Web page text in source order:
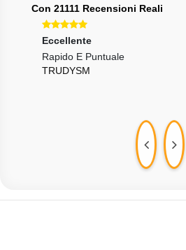
Con 21111 Recensioni Reali
Eccellente
Rapido E Puntuale
TRUDYSM